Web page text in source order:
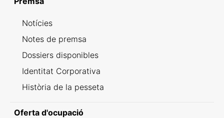
Notícies
Notes de premsa
Dossiers disponibles
Identitat Corporativa
Història de la pesseta
Oferta d'ocupació